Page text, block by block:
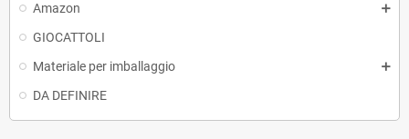
Amazon
GIOCATTOLI
Materiale per imballaggio
DA DEFINIRE